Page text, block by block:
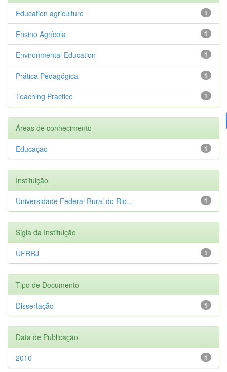
1
Education agriculture
1
Ensino Agrícola
1
Environmental Education
1
Prática Pedagógica
1
Teaching Practice
Áreas de conhecimento
1
Educação
Instituição
1
Universidade Federal Rural do Rio...
Sigla da Instituição
1
UFRRJ
Tipo de Documento
1
Dissertação
Data de Publicação
1
2010